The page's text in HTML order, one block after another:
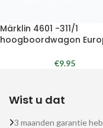
Märklin 4601 -311/1
hoogboordwagon
€9.95
Wist u dat
3 maanden garantie